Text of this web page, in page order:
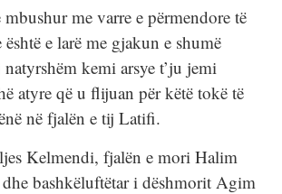
me varre e përmendore të
e larë me gjakun e shumë
natyrshëm kemi arsye t’ju jemi
atyre që u flijuan për këtë tokë të
në fjalën e tij Latifi.
Kelmendi, fjalën e mori Halim
bashkëluftëtar i dëshmorit Agim